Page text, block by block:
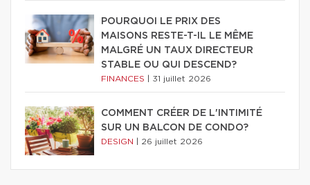
POURQUOI LE PRIX DES
MAISONS RESTE-T-IL LE MÊME
MALGRÉ UN TAUX DIRECTEUR
STABLE OU QUI DESCEND?
FINANCES 31 juillet 2026
COMMENT CRÉER DE L'INTIMITÉ
SUR UN BALCON DE CONDO?
DESIGN 26 juillet 2026